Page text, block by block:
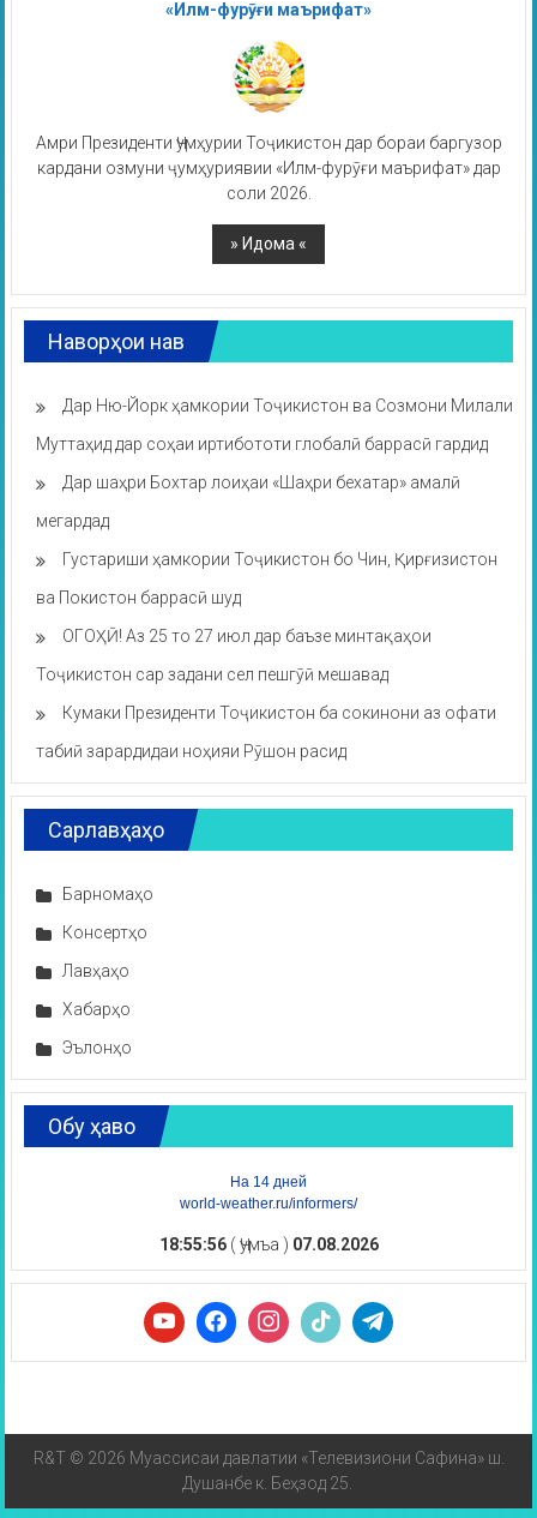
«Илм-фурӯғи маърифат»
Амри Президенти Ҷумҳурии Тоҷикистон дар бораи баргузор
кардани озмуни ҷумҳуриявии «Илм-фурӯғи маърифат» дар
соли 2026.
Наворҳои нав
Дар Ню-Йорк ҳамкории Тоҷикистон ва Созмони Милали
Муттаҳид дар соҳаи иртибототи глобалӣ баррасӣ гардид
Дар шаҳри Бохтар лоиҳаи «Шаҳри бехатар» амалӣ
мегардад
Густариши ҳамкории Тоҷикистон бо Чин, Қирғизистон
ва Покистон баррасӣ шуд
ОГОҲӢ! Аз 25 то 27 июл дар баъзе минтақаҳои
Тоҷикистон сар задани сел пешгӯӣ мешавад
Кумаки Президенти Тоҷикистон ба сокинони аз офати
табиӣ зарардидаи ноҳияи Рӯшон расид
Сарлавҳаҳо
Барномаҳо
Консертҳо
Лавҳаҳо
Хабарҳо
Эълонҳо
Обу ҳаво
На 14 дней
world-weather.ru/informers/
18:55:56( Ҷумъа ) 07.08.2026
R&T © 2026 Муассисаи давлатии «Телевизиони Сафина» ш.
Душанбе к. Беҳзод 25.